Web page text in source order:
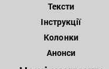
Тексти
Інструкції
Колонки
Анонси